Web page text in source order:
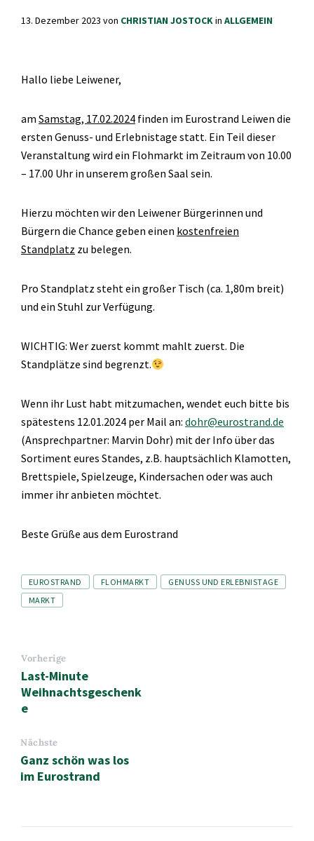
13. Dezember 2023 von CHRISTIAN JOSTOCKin ALLGEMEIN
Hallo liebe Leiwener,
am Samstag, 17.02.2024 finden im Eurostrand Leiwen die
ersten Genuss- und Erlebnistage statt. Ein Teil dieser
Veranstaltung wird ein Flohmarkt im Zeitraum von 10.00
– 17.00 Uhr in unserem großen Saal sein.
Hierzu möchten wir den Leiwener Bürgerinnen und
Bürgern die Chance geben einen kostenfreien
Standplatz zu belegen.
Pro Standplatz steht ein großer Tisch (ca. 1,80m breit)
und ein Stuhl zur Verfügung.
WICHTIG: Wer zuerst kommt mahlt zuerst. Die
Standplätze sind begrenzt.
Wenn ihr Lust habt mitzumachen, wendet euch bitte bis
spätestens 12.01.2024 per Mail an: dohr@eurostrand.de
(Ansprechpartner: Marvin Dohr) mit der Info über das
Sortiment eures Standes, z.B. hauptsächlich Klamotten,
Brettspiele, Spielzeuge, Kindersachen oder was auch
immer ihr anbieten möchtet.
Beste Grüße aus dem Eurostrand
Tags
EUROSTRAND FLOHMARKT
GENUSS UND ERLEBNISTAGE
MARKT
Vorherige
Last-Minute
Weihnachtsgeschenk
e
Nächste
Ganz schön was los
im Eurostrand